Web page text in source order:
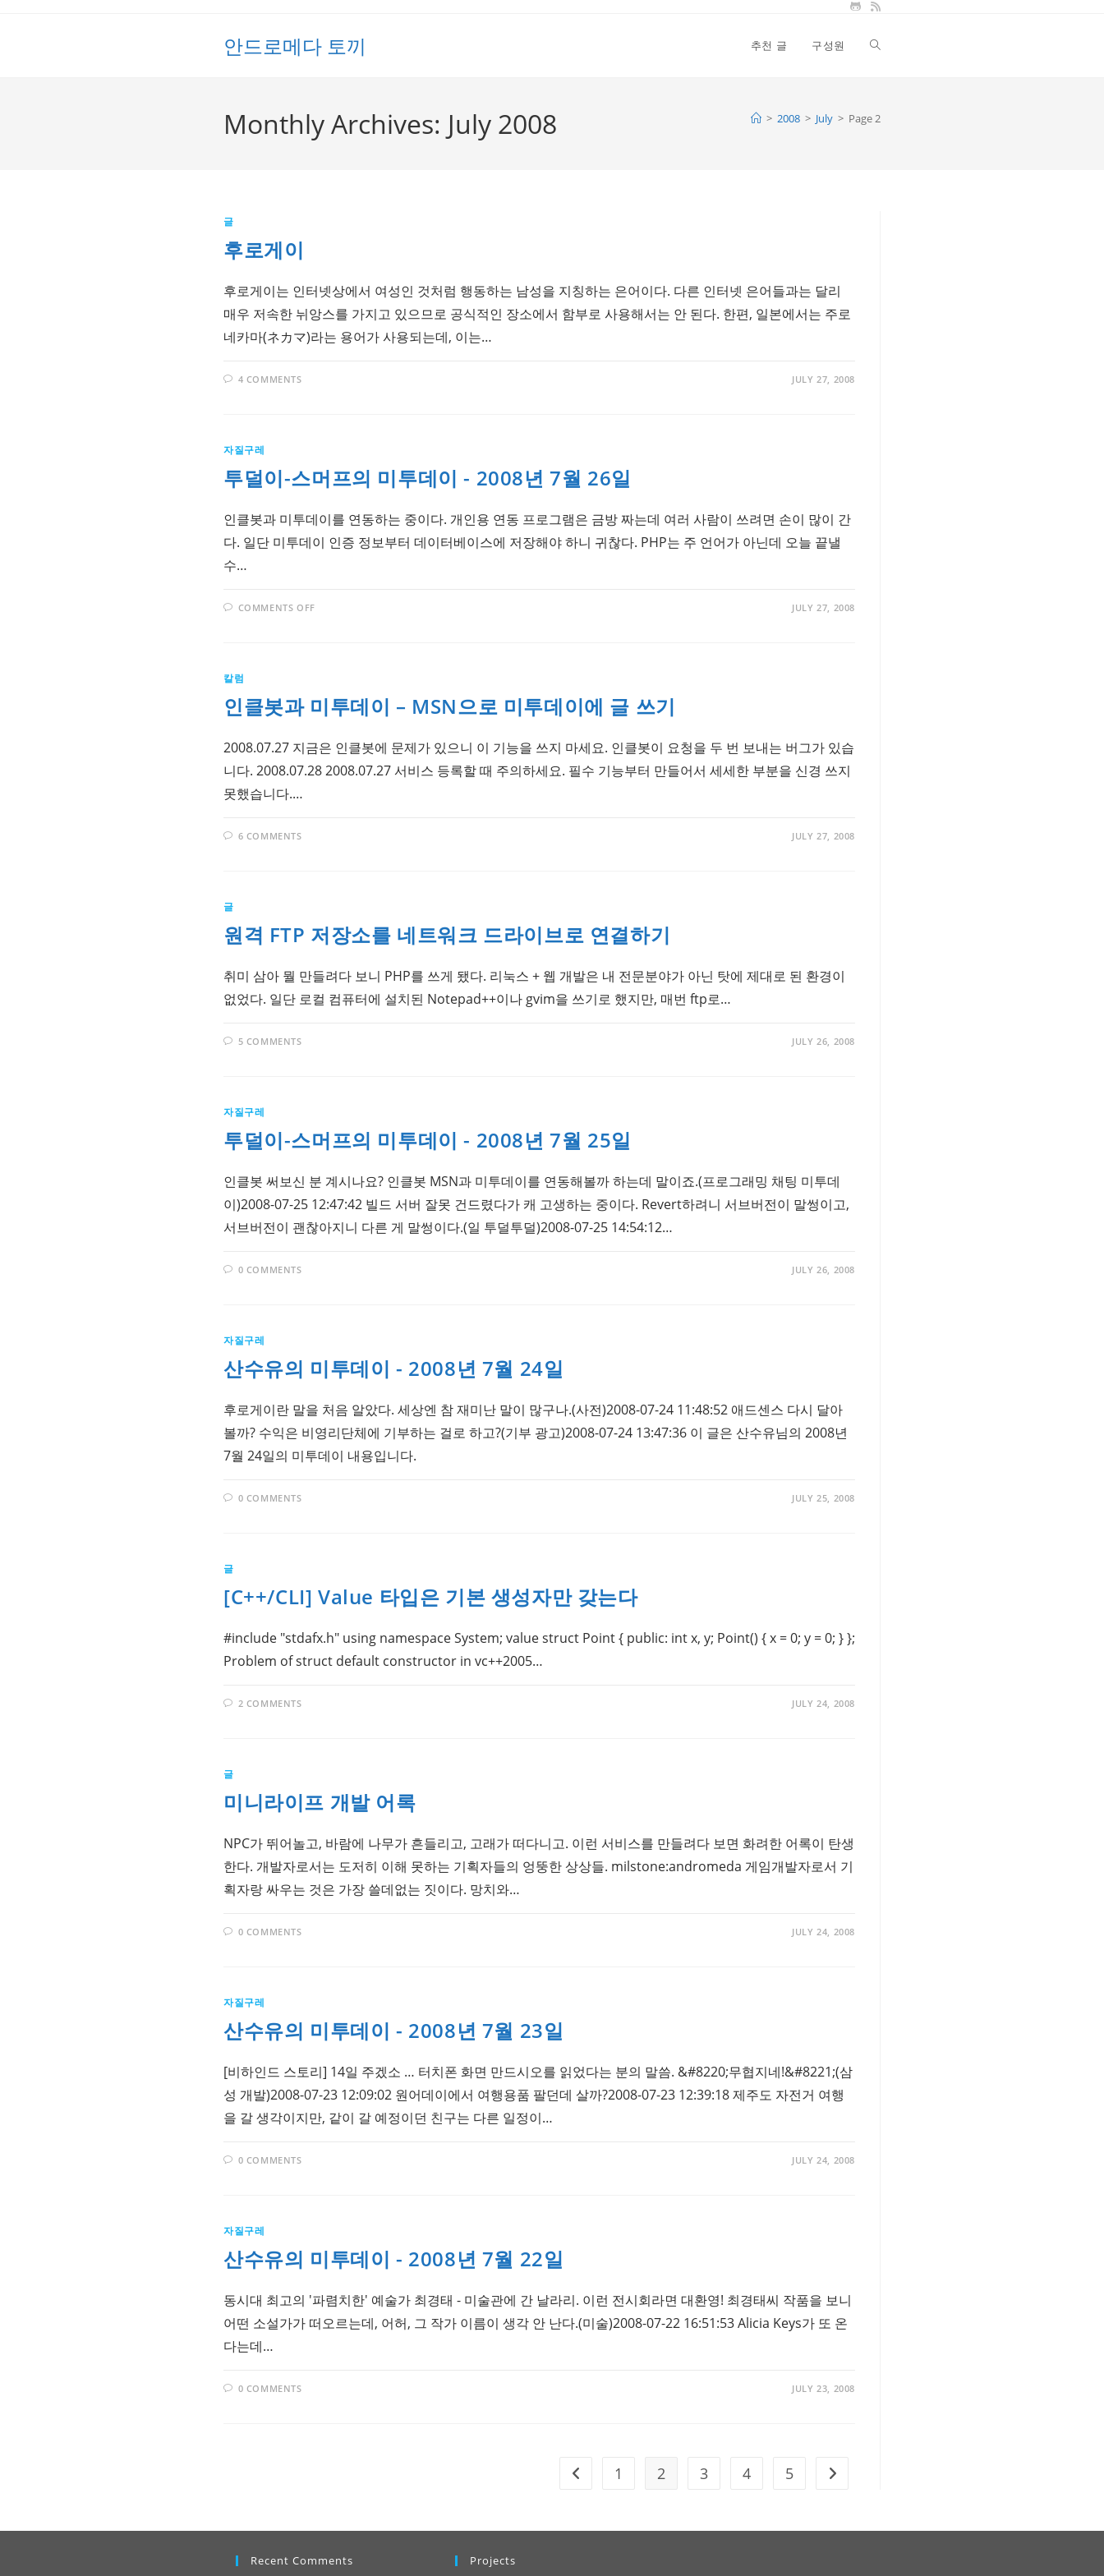
안드로메다 토끼 추천 글 구성원 Toggle
Monthly Archives: July 2008 > 2008 > July > Page 2
글
후로게이
후로게이는 인터넷상에서 여성인 것처럼 행동하는 남성을 지칭하는 은어이다. 다른 인터넷 은어들과는 달리
매우 저속한 뉘앙스를 가지고 있으므로 공식적인 장소에서 함부로 사용해서는 안 된다. 한편, 일본에서는 주로
네카마(ネカマ)라는 용어가 사용되는데, 이는…
4 COMMENTS JULY 27, 2008
자질구레
투덜이-스머프의 미투데이 - 2008년 7월 26일
인클봇과 미투데이를 연동하는 중이다. 개인용 연동 프로그램은 금방 짜는데 여러 사람이 쓰려면 손이 많이 간
다. 일단 미투데이 인증 정보부터 데이터베이스에 저장해야 하니 귀찮다. PHP는 주 언어가 아닌데 오늘 끝낼
수…
COMMENTS OFFON
투
데
2008
년
7
월
JULY 27, 2008
칼럼
인클봇과 미투데이 – MSN으로 미투데이에 글 쓰기
2008.07.27 지금은 인클봇에 문제가 있으니 이 기능을 쓰지 마세요. 인클봇이 요청을 두 번 보내는 버그가 있습
니다. 2008.07.28 2008.07.27 서비스 등록할 때 주의하세요. 필수 기능부터 만들어서 세세한 부분을 신경 쓰지
못했습니다.…
6 COMMENTS JULY 27, 2008
글
원격 FTP 저장소를 네트워크 드라이브로 연결하기
취미 삼아 뭘 만들려다 보니 PHP를 쓰게 됐다. 리눅스 + 웹 개발은 내 전문분야가 아닌 탓에 제대로 된 환경이
없었다. 일단 로컬 컴퓨터에 설치된 Notepad++이나 gvim을 쓰기로 했지만, 매번 ftp로…
5 COMMENTS JULY 26, 2008
자질구레
투덜이-스머프의 미투데이 - 2008년 7월 25일
인클봇 써보신 분 계시나요? 인클봇 MSN과 미투데이를 연동해볼까 하는데 말이죠.(프로그래밍 채팅 미투데
이)2008-07-25 12:47:42 빌드 서버 잘못 건드렸다가 캐 고생하는 중이다. Revert하려니 서브버전이 말썽이고,
서브버전이 괜찮아지니 다른 게 말썽이다.(일 투덜투덜)2008-07-25 14:54:12…
0 COMMENTS JULY 26, 2008
자질구레
산수유의 미투데이 - 2008년 7월 24일
후로게이란 말을 처음 알았다. 세상엔 참 재미난 말이 많구나.(사전)2008-07-24 11:48:52 애드센스 다시 달아
볼까? 수익은 비영리단체에 기부하는 걸로 하고?(기부 광고)2008-07-24 13:47:36 이 글은 산수유님의 2008년
7월 24일의 미투데이 내용입니다.
0 COMMENTS JULY 25, 2008
글
[C++/CLI] Value 타입은 기본 생성자만 갖는다
#include "stdafx.h" using namespace System; value struct Point { public: int x, y; Point() { x = 0; y = 0; } };
Problem of struct default constructor in vc++2005…
2 COMMENTS JULY 24, 2008
글
미니라이프 개발 어록
NPC가 뛰어놀고, 바람에 나무가 흔들리고, 고래가 떠다니고. 이런 서비스를 만들려다 보면 화려한 어록이 탄생
한다. 개발자로서는 도저히 이해 못하는 기획자들의 엉뚱한 상상들. milstone:andromeda 게임개발자로서 기
획자랑 싸우는 것은 가장 쓸데없는 짓이다. 망치와…
0 COMMENTS JULY 24, 2008
자질구레
산수유의 미투데이 - 2008년 7월 23일
[비하인드 스토리] 14일 주겠소 … 터치폰 화면 만드시오를 읽었다는 분의 말씀. &#8220;무협지네!&#8221;(삼
성 개발)2008-07-23 12:09:02 원어데이에서 여행용품 팔던데 살까?2008-07-23 12:39:18 제주도 자전거 여행
을 갈 생각이지만, 같이 갈 예정이던 친구는 다른 일정이…
0 COMMENTS JULY 24, 2008
자질구레
산수유의 미투데이 - 2008년 7월 22일
동시대 최고의 '파렴치한' 예술가 최경태 - 미술관에 간 날라리. 이런 전시회라면 대환영! 최경태씨 작품을 보니
어떤 소설가가 떠오르는데, 어허, 그 작가 이름이 생각 안 난다.(미술)2008-07-22 16:51:53 Alicia Keys가 또 온
다는데…
0 COMMENTS JULY 23, 2008
Go to the previous page
1 2 3 4 5 Go to the next page
Recent Comments Projects